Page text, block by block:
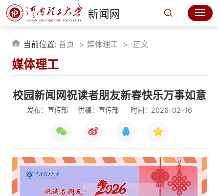
新闻网
媒体理工
当前位置: 首页 媒体理工 正文
校园新闻网祝读者朋友新春快乐万事如意
发布：宣传部 供稿：宣传部 时间：2026-02-16